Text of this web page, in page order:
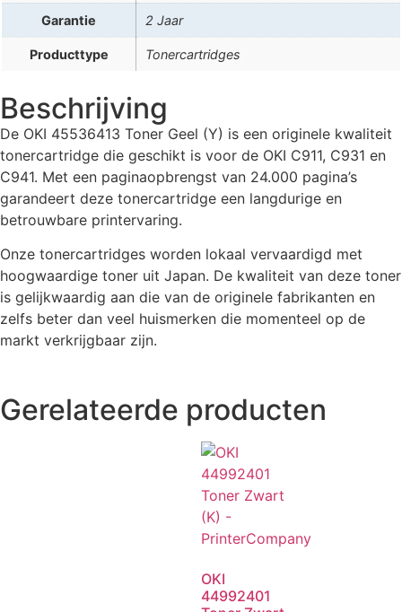
Garantie 2 Jaar
Producttype Tonercartridges
Beschrijving
De OKI 45536413 Toner Geel (Y) is een originele kwaliteit
tonercartridge die geschikt is voor de OKI C911, C931 en
C941. Met een paginaopbrengst van 24.000 pagina’s
garandeert deze tonercartridge een langdurige en
betrouwbare printervaring.
Onze tonercartridges worden lokaal vervaardigd met
hoogwaardige toner uit Japan. De kwaliteit van deze toner
is gelijkwaardig aan die van de originele fabrikanten en
zelfs beter dan veel huismerken die momenteel op de
markt verkrijgbaar zijn.
Gerelateerde producten
OKI
44992401